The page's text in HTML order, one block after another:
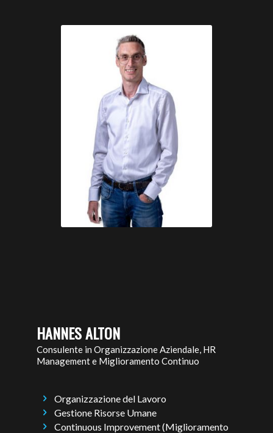
HANNES ALTON
Consulente in Organizzazione Aziendale, HR
Management e Miglioramento Continuo
Organizzazione del Lavoro
Gestione Risorse Umane
Continuous Improvement (Miglioramento